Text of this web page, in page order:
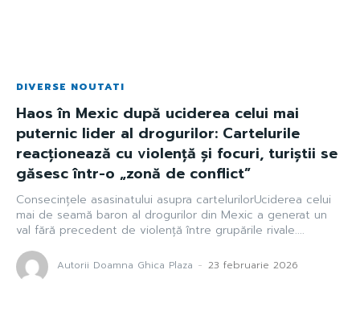
DIVERSE NOUTATI
Haos în Mexic după uciderea celui mai
puternic lider al drogurilor: Cartelurile
reacționează cu violență și focuri, turiștii se
găsesc într-o „zonă de conflict”
Consecințele asasinatului asupra cartelurilorUciderea celui
mai de seamă baron al drogurilor din Mexic a generat un
val fără precedent de violență între grupările rivale....
Autorii Doamna Ghica Plaza - 23 februarie 2026